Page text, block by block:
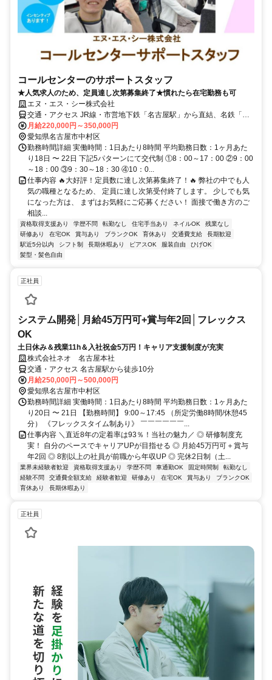
コールセンターのサポートスタッフ
★人気求人のため、定員達し次第募集終了★慣れたら在宅勤務も可
エヌ・エス・シー株式会社
交通・アクセス JR線・市営地下鉄「名古屋駅」から直結、名鉄「名
鉄名古屋駅」徒歩4分、近鉄「近鉄名古屋駅」徒歩5分
月給220,000円～350,000円
愛知県名古屋市中村区
勤務時間詳細 実働時間：1日あたり8時間 平均勤務日数：1ヶ月あた
り18日 〜 22日 下記5パターンにて交代制 ①8：00～17：00 ②9：00
～18：00 ③9：30～18：30 ④10：0...
仕事内容 🔥大好評！定員数に達し次第募集終了！🔥 弊社の中でも人
気の職種となるため、 定員に達し次第受付終了します。 少しでも気
になった方は、 まずはお気軽にご応募ください！ 面接で働き方のご
相談...
資格取得支援あり 学歴不問 転勤なし 住宅手当あり ネイルOK
残業なし
研修あり
在宅OK 賞与あり ブランクOK 育休あり 交通費支給
長期歓迎
駅近5分以内
シフト制 長期休暇あり ピアスOK 服装自由
ひげOK
髪型・髪色自由
正社員
システム開発│月給45万円可+賞与年2回│フレックス
OK
土日休み＆残業11h＆入社祝金5万円！キャリア支援制度が充実
株式会社ネオ 名古屋本社
交通・アクセス 名古屋駅から徒歩10分
月給250,000円～500,000円
愛知県名古屋市中村区
勤務時間詳細 実働時間：1日あたり8時間 平均勤務日数：1ヶ月あた
り20日 〜 21日 【勤務時間】 9:00～17:45 （所定労働8時間/休憩45
分） 《フレックスタイム制あり》 ￣￣￣￣￣￣...
仕事内容 ＼直近8年の定着率は93％！当社の魅力／ ◎ 研修制度充
実！ 自分のペースでキャリアUPが目指せる ◎ 月給45万円可＋賞与
年2回 ◎ 8割以上の社員が前職から年収UP ◎ 完休2日制（土...
業界未経験者歓迎 資格取得支援あり 学歴不問 車通勤OK 固定時間制
転勤なし
経験不問
交通費全額支給 経験者歓迎 研修あり 在宅OK 賞与あり
ブランクOK
育休あり
長期休暇あり
正社員